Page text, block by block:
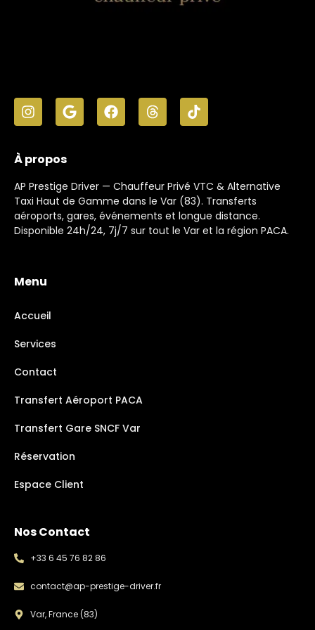
À propos
AP Prestige Driver — Chauffeur Privé VTC & Alternative
Taxi Haut de Gamme dans le Var (83). Transferts
aéroports, gares, événements et longue distance.
Disponible 24h/24, 7j/7 sur tout le Var et la région PACA.
Menu
Accueil
Services
Contact
Transfert Aéroport PACA
Transfert Gare SNCF Var
Réservation
Espace Client
Nos Contact
+33 6 45 76 82 86
contact@ap-prestige-driver.fr
Var, France (83)